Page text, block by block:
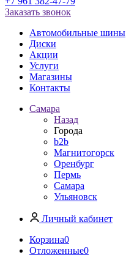
Заказать звонок
Автомобильные шины
Диски
Акции
Услуги
Магазины
Контакты
Самара
Назад
Города
b2b
Магнитогорск
Оренбург
Пермь
Самара
Ульяновск
Личный кабинет
Корзина0
Отложенные0